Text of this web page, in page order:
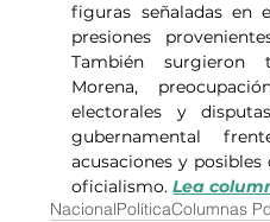
figuras señaladas en
presiones
También surgieron
Morena,
electorales y
gubernamental
acusaciones y
oficialismo. Lea
NacionalPolíticaColumnas